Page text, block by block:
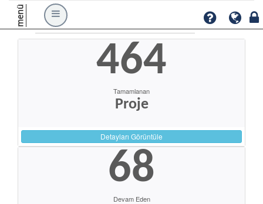
menü
464
Tamamlanan
Proje
Detayları Görüntüle
68
Devam Eden